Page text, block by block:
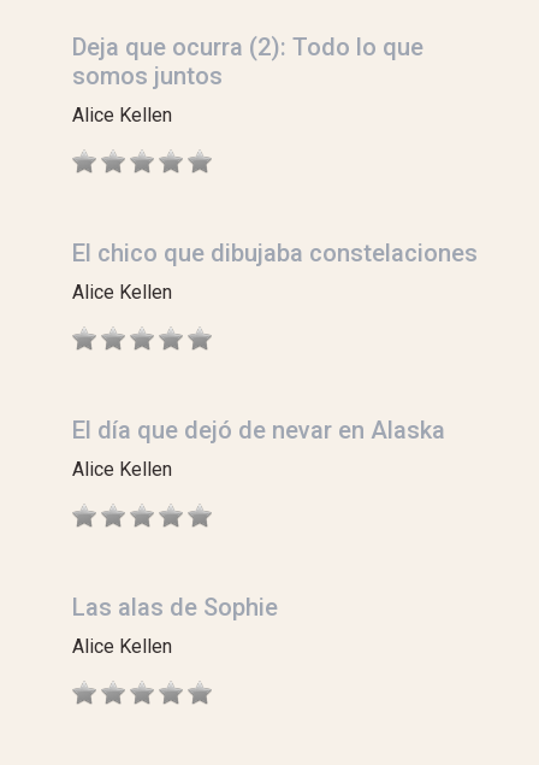
Deja que ocurra (2): Todo lo que
somos juntos
Alice Kellen
El chico que dibujaba constelaciones
Alice Kellen
El día que dejó de nevar en Alaska
Alice Kellen
Las alas de Sophie
Alice Kellen